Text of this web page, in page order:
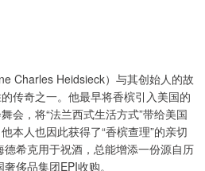
Charles Heidsieck）与其创始人的故
传奇之一。他最早将香槟引入美国的
会，将“法兰西式生活方式”带给美国
本人也因此获得了“香槟查理”的亲切
德希克用于祝酒，总能增添一份源自历
侈品集团EPI收购。